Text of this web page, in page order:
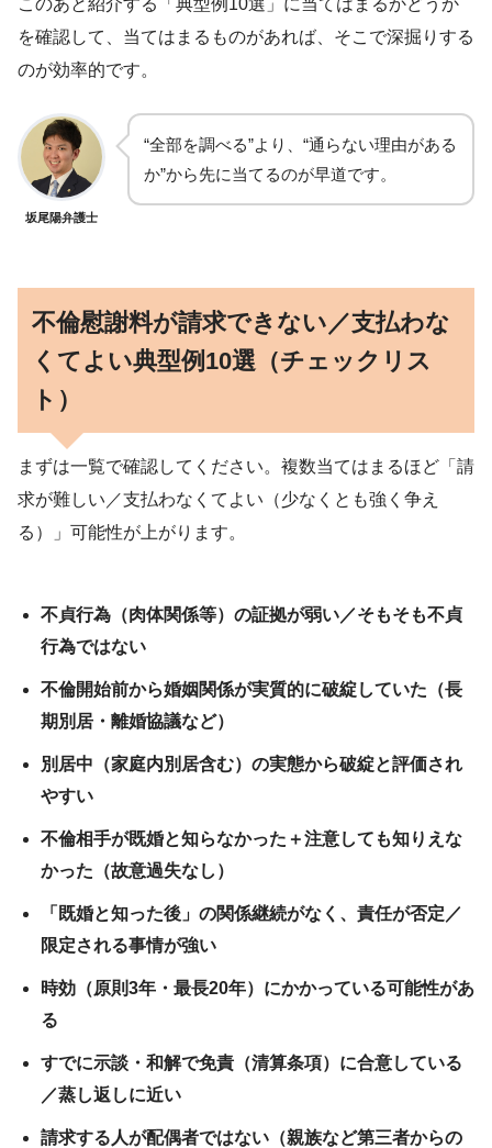
このあと紹介する「典型例10選」に当てはまるかどうか
を確認して、当てはまるものがあれば、そこで深掘りする
のが効率的です。
坂尾陽弁護士
“全部を調べる”より、“通らない理由がある
か”から先に当てるのが早道です。
不倫慰謝料が請求できない／支払わな
くてよい典型例10選（チェックリス
ト）
まずは一覧で確認してください。複数当てはまるほど「請
求が難しい／支払わなくてよい（少なくとも強く争え
る）」可能性が上がります。
不貞行為（肉体関係等）の証拠が弱い／そもそも不貞
行為ではない
不倫開始前から婚姻関係が実質的に破綻していた（長
期別居・離婚協議など）
別居中（家庭内別居含む）の実態から破綻と評価され
やすい
不倫相手が既婚と知らなかった＋注意しても知りえな
かった（故意過失なし）
「既婚と知った後」の関係継続がなく、責任が否定／
限定される事情が強い
時効（原則3年・最長20年）にかかっている可能性があ
る
すでに示談・和解で免責（清算条項）に合意している
／蒸し返しに近い
請求する人が配偶者ではない（親族など第三者からの